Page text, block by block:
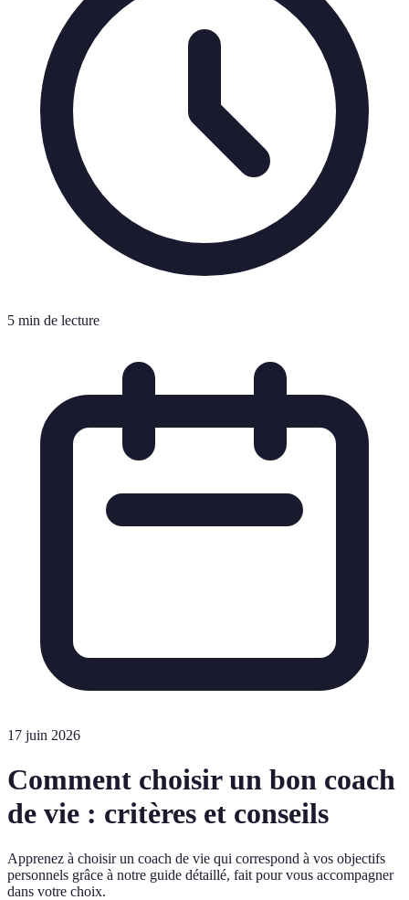
5 min de lecture
17 juin 2026
Comment choisir un bon coach
de vie : critères et conseils
Apprenez à choisir un coach de vie qui correspond à vos objectifs
personnels grâce à notre guide détaillé, fait pour vous accompagner
dans votre choix.